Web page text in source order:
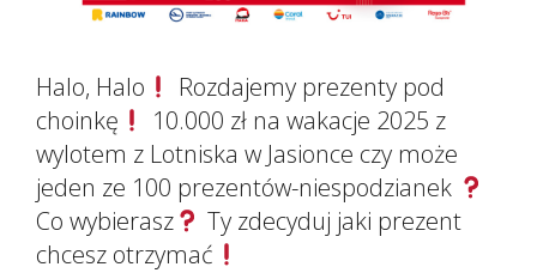
Halo, Halo
Rozdajemy prezenty pod
choinkę
10.000 zł na wakacje 2025 z
wylotem z Lotniska w Jasionce czy może
jeden ze 100 prezentów-niespodzianek
Co wybierasz
Ty zdecyduj jaki prezent
chcesz otrzymać